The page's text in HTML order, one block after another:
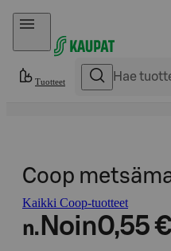
Hyppää sisältöön
Tuotteet
Coop
Kaikki Coop-tuotteet
n. Noin0,55 €